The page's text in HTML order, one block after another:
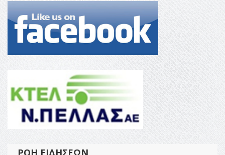
ΡΟΉ ΕΙΔΉΣΕΩΝ